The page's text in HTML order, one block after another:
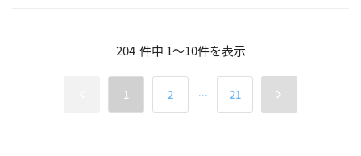
204 件中 1～10件を表示
1 2 ... 21